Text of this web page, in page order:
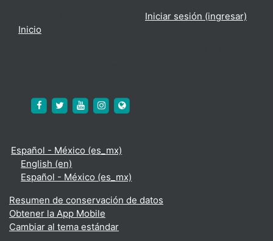
Iniciar sesión (ingresar)
Inicio
https://www.facebook.com/cucienega.oficial
https://twitter.com/cuci_oficial
https://www.youtube.com/c/
http://www.instagram.com/cuci_udeg
Español - México ‎(es_mx)‎
English ‎(en)‎
Español - México ‎(es_mx)‎
Resumen de conservación de datos
Obtener la App Mobile
Cambiar al tema estándar